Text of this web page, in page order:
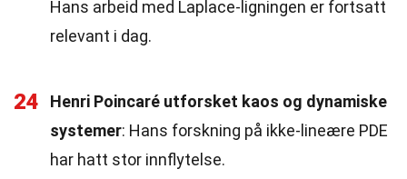
Hans arbeid med Laplace-ligningen er fortsatt
relevant i dag.
24
Henri Poincaré utforsket kaos og dynamiske
systemer: Hans forskning på ikke-lineære PDE
har hatt stor innflytelse.